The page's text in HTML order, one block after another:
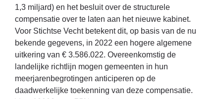
1,3 miljard) en het besluit over de structurele
compensatie over te laten aan het nieuwe kabinet.
Voor Stichtse Vecht betekent dit, op basis van de nu
bekende gegevens, in 2022 een hogere algemene
uitkering van € 3.586.022. Overeenkomstig de
landelijke richtlijn mogen gemeenten in hun
meerjarenbegrotingen anticiperen op de
daadwerkelijke toekenning van deze compensatie.